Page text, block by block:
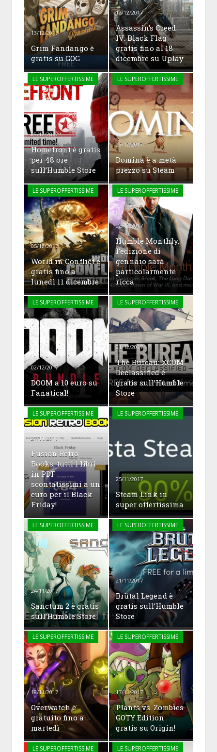
13/12/2017
Grim Fandango è
gratis su GOG
12/12/2017
Assassin’s Creed
IV: Black Flag
gratis fino al 18
dicembre su Uplay
LE SUPEROFFERTISSIME
08/12/2017
Homefront è gratis
per 48 ore
sull’Humble Store
LE SUPEROFFERTISSIME
05/12/2017
Domina è a metà
prezzo su Steam
LE SUPEROFFERTISSIME
05/12/2017
World in Conflict è
gratis fino a
lunedì 11 dicembre
LE SUPEROFFERTISSIME
02/12/2017
Humble Monthly,
l’edizione di
gennaio sarà
particolarmente
ricca
LE SUPEROFFERTISSIME
02/12/2017
DOOM a 10 euro su
Fanatical!
LE SUPEROFFERTISSIME
01/12/2017
The Bureau: XCOM
Declassified è
gratis sull’Humble
Store
LE SUPEROFFERTISSIME
27/11/2017
Fusion Retro
Books, tutti i libri
in PDF
scontatissimi a un
euro per il Black
Friday!
LE SUPEROFFERTISSIME
25/11/2017
Steam Link in
super offertissima
LE SUPEROFFERTISSIME
24/11/2017
Sanctum 2 è gratis
sull’Humble Store
LE SUPEROFFERTISSIME
21/11/2017
Brütal Legend è
gratis sull’Humble
Store
LE SUPEROFFERTISSIME
18/11/2017
Overwatch è
gratuito fino a
martedì
LE SUPEROFFERTISSIME
17/11/2017
Plants vs. Zombies
GOTY Edition
gratis su Origin!
LE SUPEROFFERTISSIME LE SUPEROFFERTISSIME